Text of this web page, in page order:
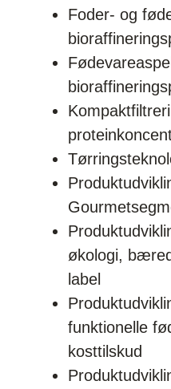
Foder- og
økologi,
label
funktionelle
kosttilskud